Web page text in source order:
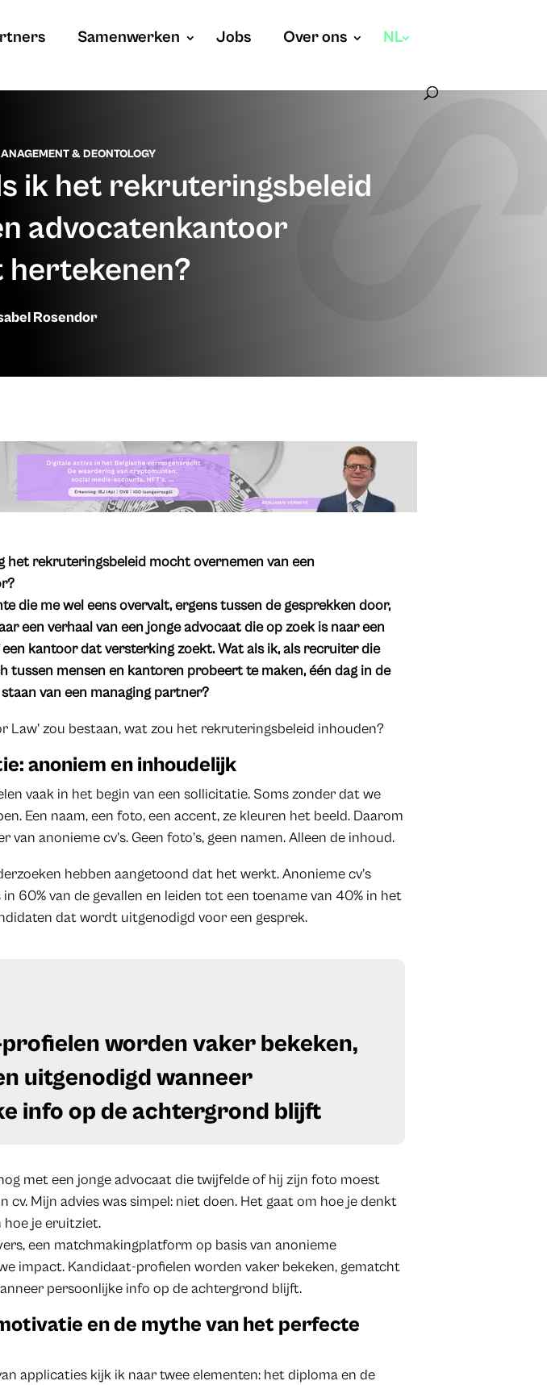
Samenwerken Jobs Over ons NL
& DEONTOLOGY
ik het rekruteringsbeleid
advocatenkantoor
hertekenen?
Rosendor
het rekruteringsbeleid mocht overnemen van een
die me wel eens overvalt, ergens tussen de gesprekken door,
een verhaal van een jonge advocaat die op zoek is naar een
kantoor dat versterking zoekt. Wat als ik, als recruiter die
tussen mensen en kantoren probeert te maken, één dag in de
van een managing partner?
Law’ zou bestaan, wat zou het rekruteringsbeleid inhouden?
anoniem en inhoudelijk
vaak in het begin van een sollicitatie. Soms zonder dat we
Een naam, een foto, een accent, ze kleuren het beeld. Daarom
van anonieme cv’s. Geen foto’s, geen namen. Alleen de inhoud.
hebben aangetoond dat het werkt. Anonieme cv’s
60% van de gevallen en leiden tot een toename van 40% in het
dat wordt uitgenodigd voor een gesprek.
worden vaker bekeken,
uitgenodigd wanneer
info op de achtergrond blijft
met een jonge advocaat die twijfelde of hij zijn foto moest
cv. Mijn advies was simpel: niet doen. Het gaat om hoe je denkt
hoe je eruitziet.
een matchmakingplatform op basis van anonieme
impact. Kandidaat-profielen worden vaker bekeken, gematcht
persoonlijke info op de achtergrond blijft.
en de mythe van het perfecte
applicaties kijk ik naar twee elementen: het diploma en de